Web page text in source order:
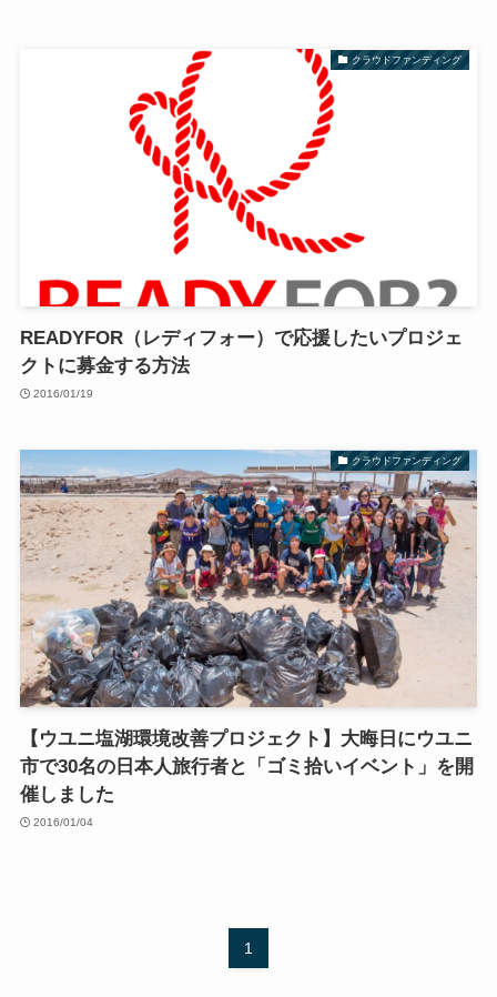
クラウドファンディング
READYFOR（レディフォー）で応援したいプロジェ
クトに募金する方法
2016/01/19
クラウドファンディング
【ウユニ塩湖環境改善プロジェクト】大晦日にウユニ
市で30名の日本人旅行者と「ゴミ拾いイベント」を開
催しました
2016/01/04
1